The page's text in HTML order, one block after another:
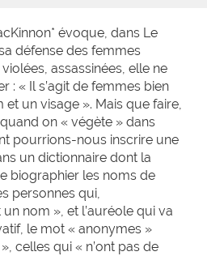
évoque, dans Le
défense des femmes
assassinées, elle ne
: « Il s’agit de femmes bien
un visage ». Mais que faire,
on « végète » dans
pourrions-nous inscrire une
un dictionnaire dont la
biographier les noms de
personnes qui,
nom », et l’auréole qui va
le mot « anonymes »
celles qui « n’ont pas de